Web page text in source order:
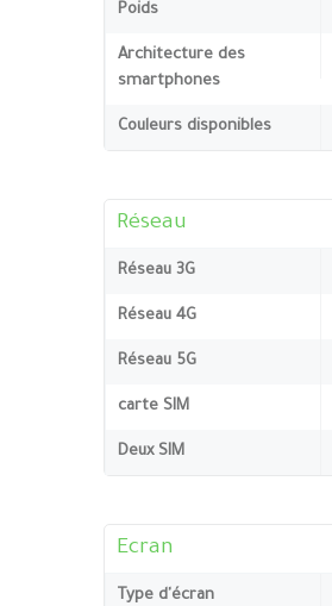
Poids
Architecture des
smartphones
Couleurs disponibles
Réseau
Réseau 3G
Réseau 4G
Réseau 5G
carte SIM
Deux SIM
Ecran
Type d'écran